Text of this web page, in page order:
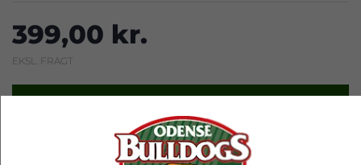
399,00 kr.
EKSL. FRAGT